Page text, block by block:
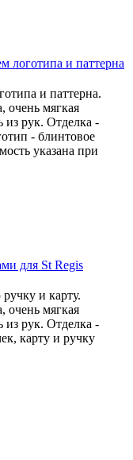
логотипа и паттерна
и паттерна.
очень мягкая
из рук. Отделка -
- блинтовое
указана при
для St Regis
и карту.
очень мягкая
из рук. Отделка -
карту и ручку